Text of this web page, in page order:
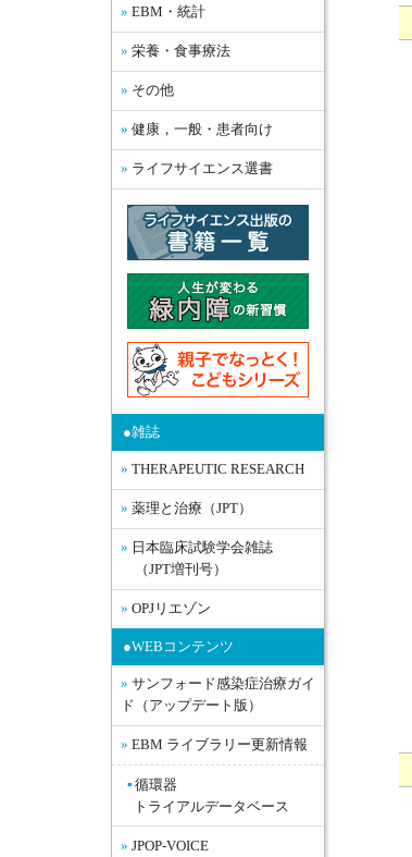
EBM・統計
栄養・食事療法
その他
健康，一般・患者向け
ライフサイエンス選書
●雑誌
THERAPEUTIC RESEARCH
薬理と治療（JPT）
日本臨床試験学会雑誌
（JPT増刊号）
OPJリエゾン
●WEBコンテンツ
サンフォード感染症治療ガイ
ド（アップデート版）
EBM ライブラリー更新情報
循環器
トライアルデータベース
JPOP-VOICE